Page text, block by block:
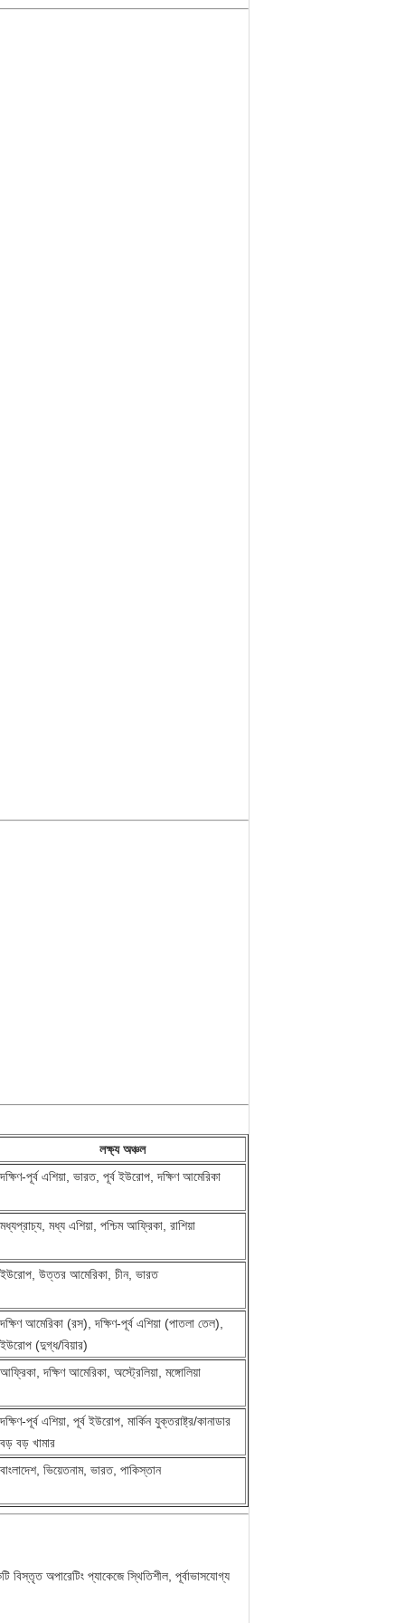
লক্ষ্য অঞ্চল
দক্ষিণ-পূর্ব এশিয়া, ভারত, পূর্ব ইউরোপ, দক্ষিণ আমেরিকা
মধ্যপ্রাচ্য, মধ্য এশিয়া, পশ্চিম আফ্রিকা, রাশিয়া
ইউরোপ, উত্তর আমেরিকা, চীন, ভারত
দক্ষিণ আমেরিকা (রস), দক্ষিণ-পূর্ব এশিয়া (পাতলা তেল),
ইউরোপ (দুগ্ধ/বিয়ার)
আফ্রিকা, দক্ষিণ আমেরিকা, অস্ট্রেলিয়া, মঙ্গোলিয়া
দক্ষিণ-পূর্ব এশিয়া, পূর্ব ইউরোপ, মার্কিন যুক্তরাষ্ট্র/কানাডার
বড় বড় খামার
বাংলাদেশ, ভিয়েতনাম, ভারত, পাকিস্তান
বিস্তৃত অপারেটিং প্যাকেজে স্থিতিশীল, পূর্বাভাসযোগ্য